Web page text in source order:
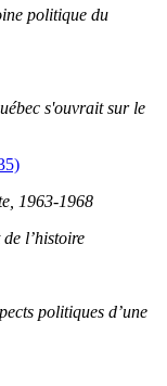
politique du
s'ouvrait sur le
1963-1968
l’histoire
politiques d’une